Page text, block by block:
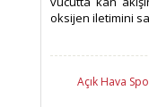
oksijen iletimini
Açık Hava